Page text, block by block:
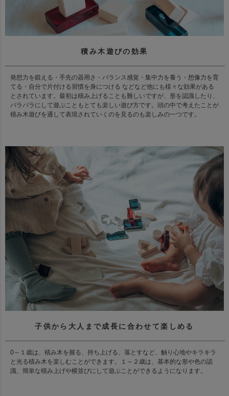
積み木遊びの効果
発想力を鍛える・手先の器用さ・バランス感覚・集中力を養う・想像力を育
てる・自分で片付ける習慣を身につける などなど他にも様々な効果がある
とされています。最初は積み上げることも難しいですが、形を認識したり、
バラバラにして遊ぶこともとても楽しい遊び方です。頭の中で考えたことが
積み木遊びを通して表現されていくのを見るのも楽しみの一つです。
子供から大人まで成長に合わせて楽しめる
0～１歳は、積み木を握る、持ち上げる、落とすなど、触り心地やキラキラ
と光る積み木を楽しむことができます。１～２歳は、基本的な形や色の認
識、簡単な積み上げや横並びにして遊ぶことができるようになります。